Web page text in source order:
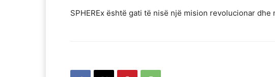
SPHEREx është gati të nisë një mision revolucionar